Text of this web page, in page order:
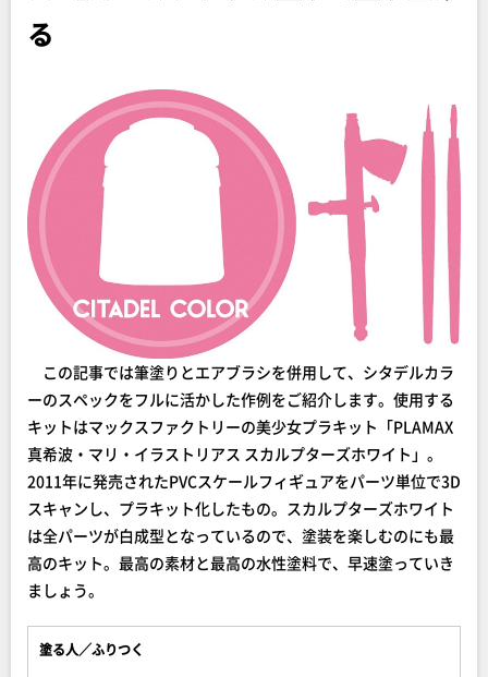
る
この記事では筆塗りとエアブラシを併用して、シタデルカラ
ーのスペックをフルに活かした作例をご紹介します。使用する
キットはマックスファクトリーの美少女プラキット「PLAMAX
真希波・マリ・イラストリアス スカルプターズホワイト」。
2011年に発売されたPVCスケールフィギュアをパーツ単位で3D
スキャンし、プラキット化したもの。スカルプターズホワイト
は全パーツが白成型となっているので、塗装を楽しむのにも最
高のキット。最高の素材と最高の水性塗料で、早速塗っていき
ましょう。
塗る人／ふりつく